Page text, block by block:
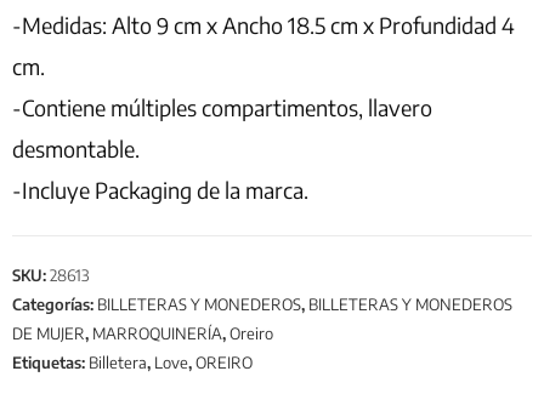
-Medidas: Alto 9 cm x Ancho 18.5 cm x Profundidad 4
cm.
-Contiene múltiples compartimentos, llavero
desmontable.
-Incluye Packaging de la marca.
SKU:28613
Categorías: BILLETERAS Y MONEDEROS, BILLETERAS Y MONEDEROS
DE MUJER, MARROQUINERÍA,Oreiro
Etiquetas: Billetera, Love,OREIRO